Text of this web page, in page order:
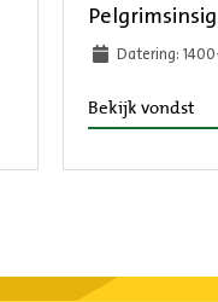
Datering:
Bekijk vondst